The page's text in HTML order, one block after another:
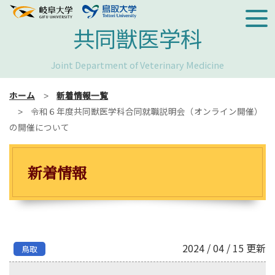
共同獣医学科
Joint Department of Veterinary Medicine
ホーム
新着情報一覧
令和６年度共同獣医学科合同就職説明会（オンライン開催）
の開催について
新着情報
鳥取 2024 / 04 / 15 更新